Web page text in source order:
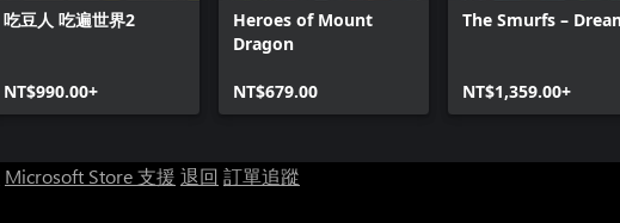
吃豆人 吃遍世界2
NT$990.00+
Heroes of Mount
Dragon
NT$679.00
The Smurfs –
NT$1,359.00+
Microsoft Store 支援 退回 訂單追蹤